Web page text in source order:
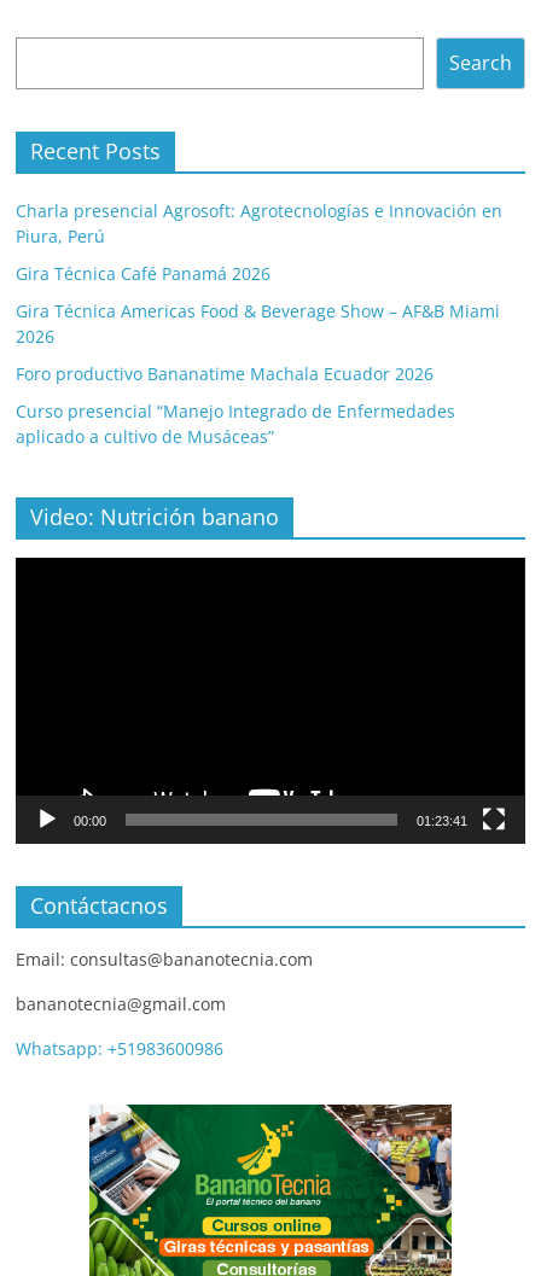
Search
Recent Posts
Charla presencial Agrosoft: Agrotecnologías e Innovación en
Piura, Perú
Gira Técnica Café Panamá 2026
Gira Técnica Americas Food & Beverage Show – AF&B Miami
2026
Foro productivo Bananatime Machala Ecuador 2026
Curso presencial “Manejo Integrado de Enfermedades
aplicado a cultivo de Musáceas”
Video: Nutrición banano
00:00 01:23:41
Contáctacnos
Email: consultas@bananotecnia.com
bananotecnia@gmail.com
Whatsapp: +51983600986